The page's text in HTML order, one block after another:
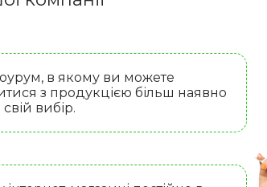
в якому ви можете
з продукцією більш наявно
вибір.